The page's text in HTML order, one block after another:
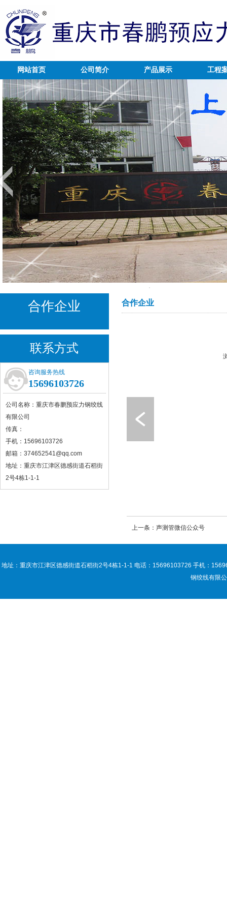
网站首页 公司简介 产品展示 工程
合作企业
联系方式
咨询服务热线
15696103726
公司名称：重庆市春鹏预应力钢绞线
有限公司
传真：
手机：15696103726
邮箱：374652541@qq.com
地址：重庆市江津区德感街道石稻街
2号4栋1-1-1
合作企业
上一条：声测管微信公众号
地址：重庆市江津区德感街道石稻街2号4栋1-1-1 电话：15696103726 手机：
钢绞线有限